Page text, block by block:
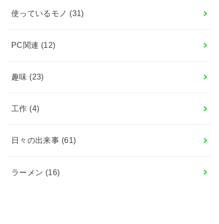
使っているモノ (31)
PC関連 (12)
趣味 (23)
工作 (4)
日々の出来事 (61)
ラーメン (16)